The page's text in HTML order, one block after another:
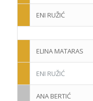
ENI RUŽIĆ
ELINA MATARAS
ENI RUŽIĆ
ANA BERTIĆ